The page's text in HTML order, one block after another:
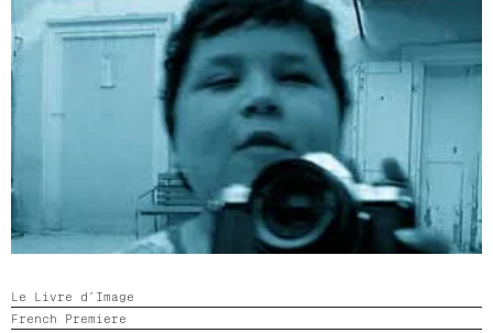
Le Livre d’Image
French Premiere